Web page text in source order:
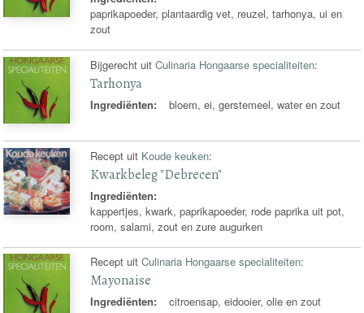
paprikapoeder, plantaardig vet, reuzel, tarhonya, ui en
zout
Bijgerecht uitCulinaria Hongaarse specialiteiten:
Tarhonya
Ingrediënten: bloem, ei, gerstemeel, water en zout
Recept uit Koude keuken:
Kwarkbeleg "Debrecen"
Ingrediënten:
kappertjes, kwark, paprikapoeder, rode paprika uit pot,
room, salami, zout en zure augurken
Recept uitCulinaria Hongaarse specialiteiten:
Mayonaise
Ingrediënten: citroensap, eidooier, olie en zout